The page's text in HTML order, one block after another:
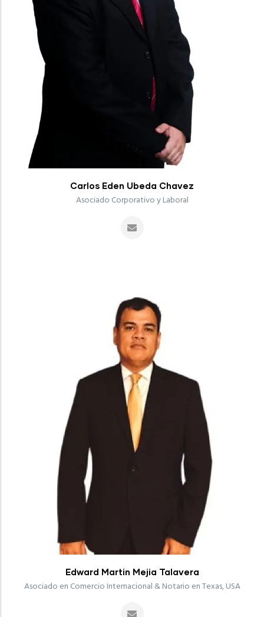
Carlos Eden Ubeda Chavez
Asociado Corporativo y Laboral
Edward Martin Mejia Talavera
Asociado en Comercio Internacional & Notario en Texas, USA